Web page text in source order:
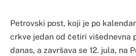
Petrovski post, koji je po
crkve jedan od četiri višednevna
danas, a završava se 12. jula, na